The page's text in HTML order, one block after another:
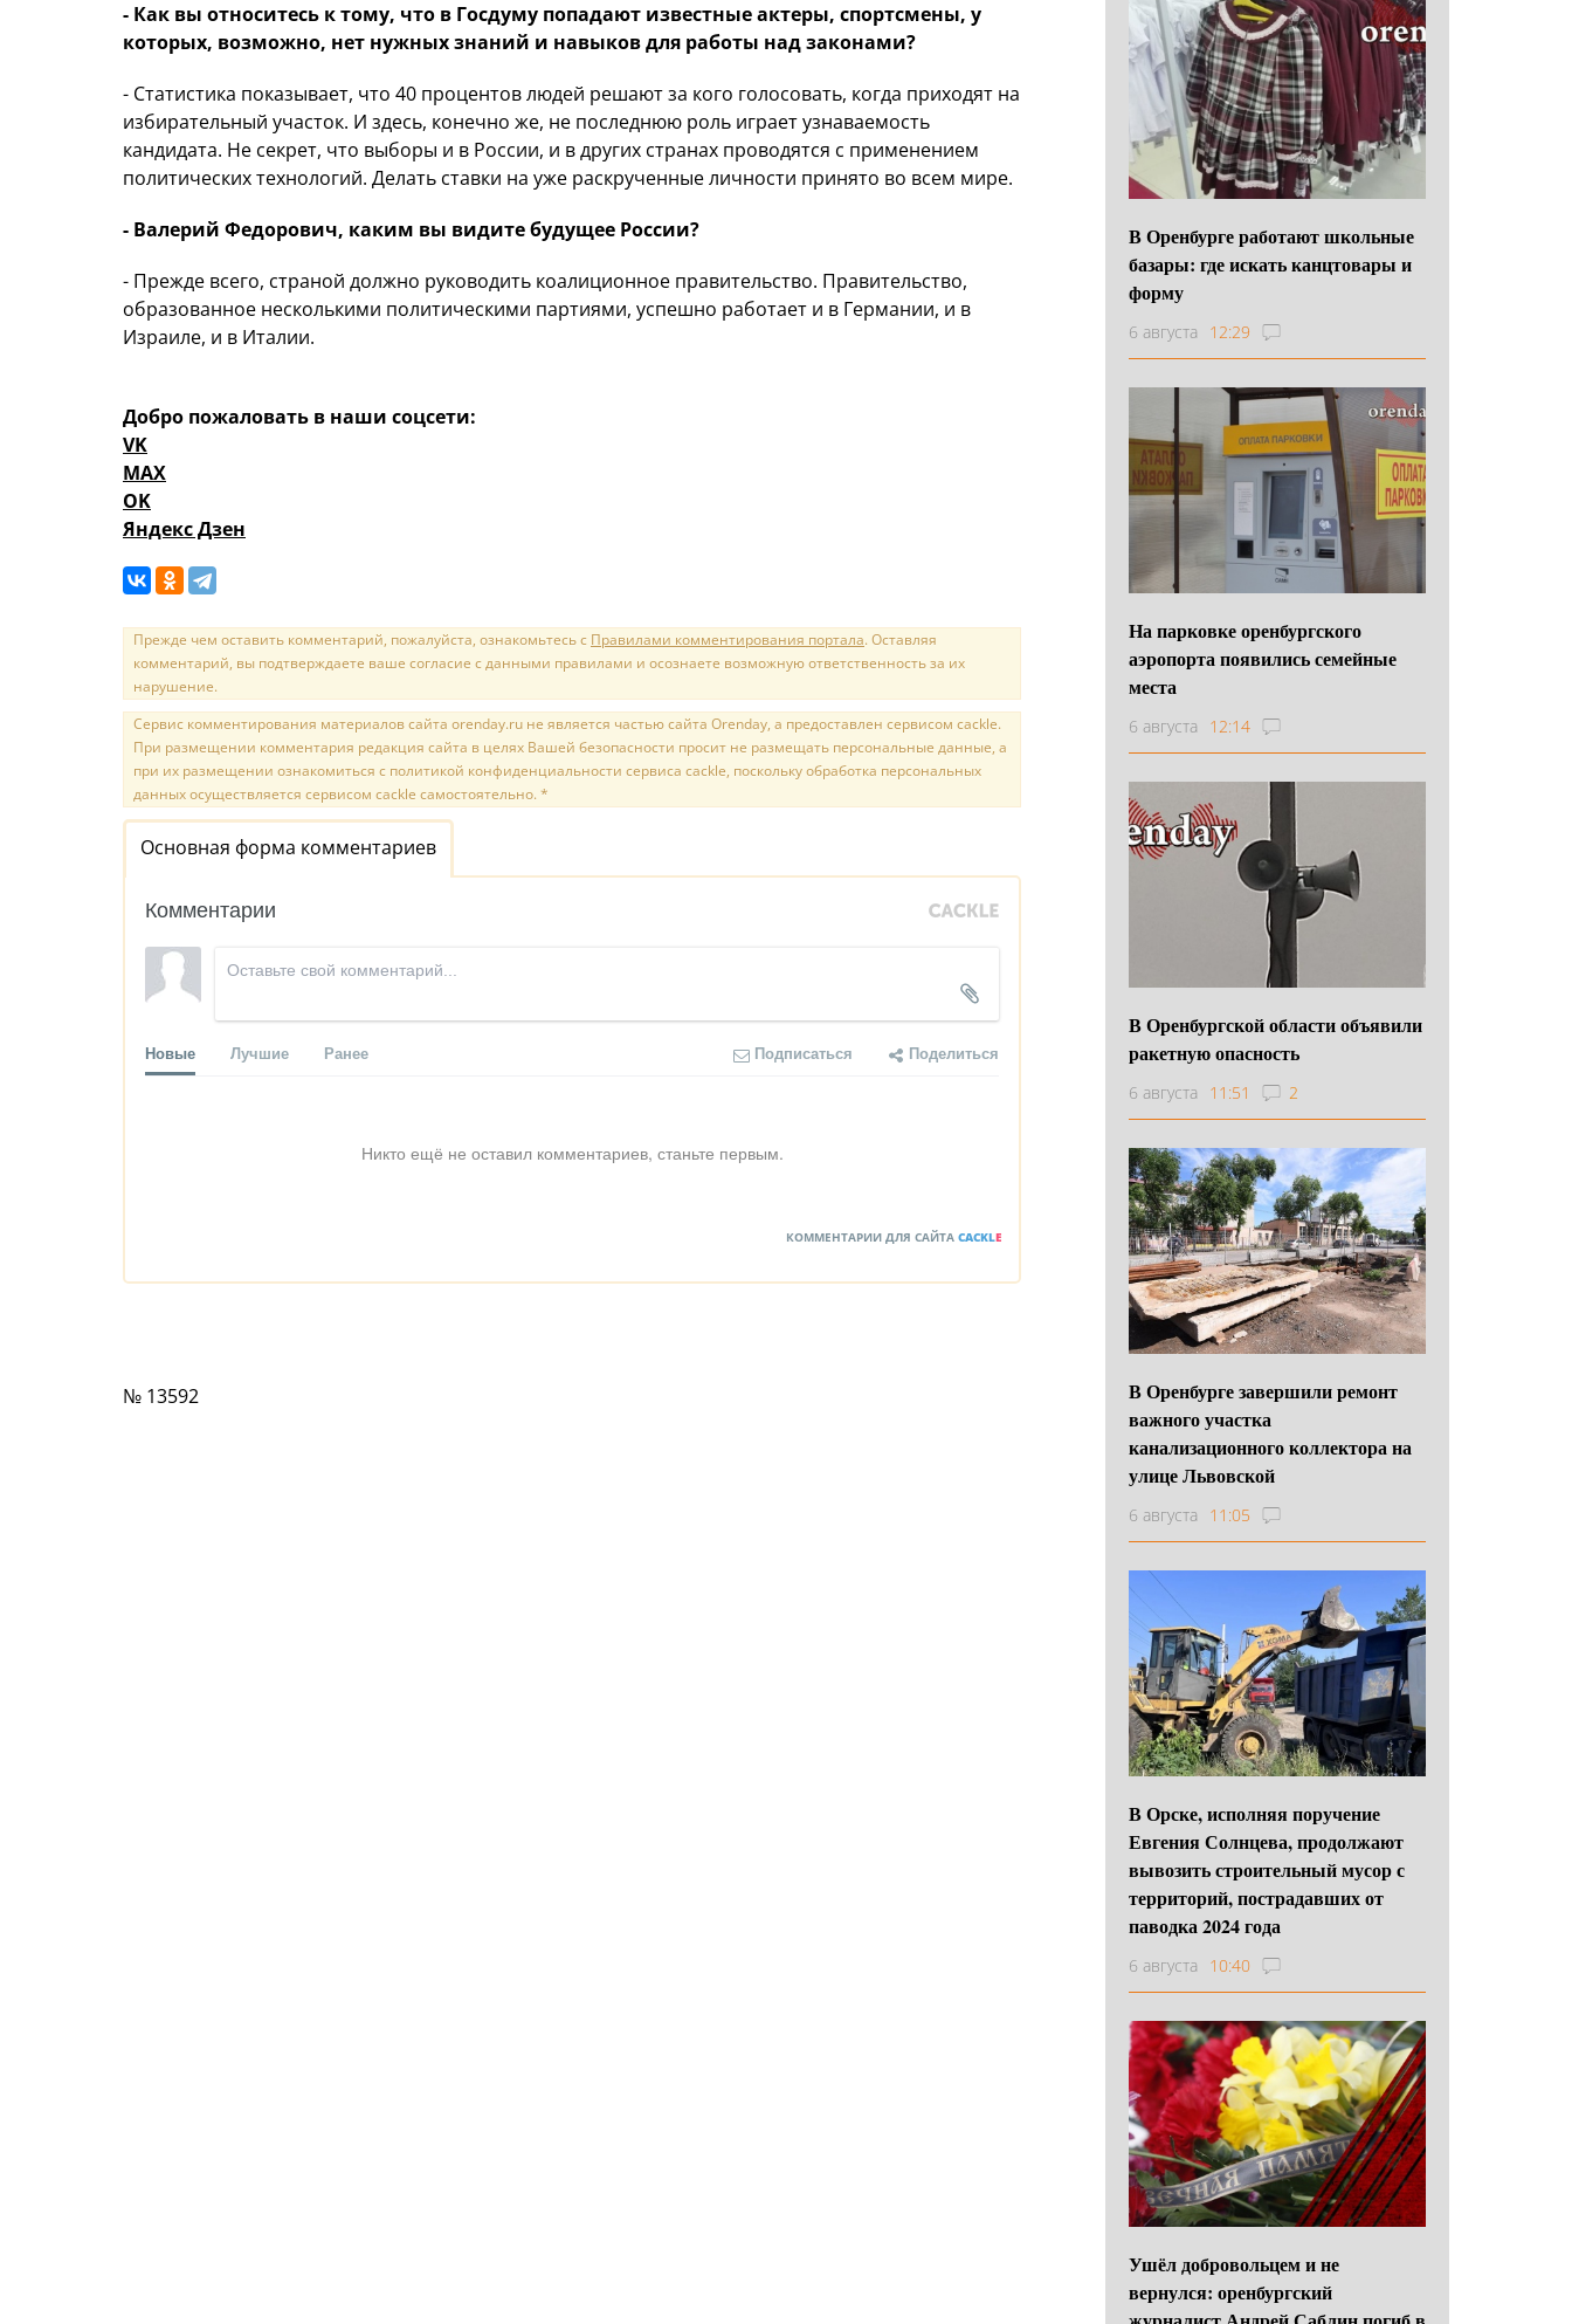
- Как вы относитесь к тому, что в Госдуму попадают известные актеры, спортсмены, у
которых, возможно, нет нужных знаний и навыков для работы над законами?
- Статистика показывает, что 40 процентов людей решают за кого голосовать, когда приходят на
избирательный участок. И здесь, конечно же, не последнюю роль играет узнаваемость
кандидата. Не секрет, что выборы и в России, и в других странах проводятся с применением
политических технологий. Делать ставки на уже раскрученные личности принято во всем мире.
- Валерий Федорович, каким вы видите будущее России?
- Прежде всего, страной должно руководить коалиционное правительство. Правительство,
образованное несколькими политическими партиями, успешно работает и в Германии, и в
Израиле, и в Италии.
Добро пожаловать в наши соцсети:
VK
MAX
OK
Яндекс Дзен
Прежде чем оставить комментарий, пожалуйста, ознакомьтесь с Правилами комментирования портала. Оставляя
комментарий, вы подтверждаете ваше согласие с данными правилами и осознаете возможную ответственность за их
нарушение.
Сервис комментирования материалов сайта orenday.ru не является частью сайта Orenday, а предоставлен сервисом cackle.
При размещении комментария редакция сайта в целях Вашей безопасности просит не размещать персональные данные, а
при их размещении ознакомиться с политикой конфиденциальности сервиса cackle, поскольку обработка персональных
данных осуществляется сервисом cackle самостоятельно. *
Основная форма комментариев
Комментарии
Новые Лучшие Ранее Подписаться Поделиться
Никто ещё не оставил комментариев, станьте первым.
КОММЕНТАРИИ ДЛЯ САЙТА CACKLE
№ 13592
В Оренбурге работают школьные
базары: где искать канцтовары и
форму
6 августа 12:29
На парковке оренбургского
аэропорта появились семейные
места
6 августа 12:14
В Оренбургской области объявили
ракетную опасность
6 августа 11:51 2
В Оренбурге завершили ремонт
важного участка
канализационного коллектора на
улице Львовской
6 августа 11:05
В Орске, исполняя поручение
Евгения Солнцева, продолжают
вывозить строительный мусор с
территорий, пострадавших от
паводка 2024 года
6 августа 10:40
Ушёл добровольцем и не
вернулся: оренбургский